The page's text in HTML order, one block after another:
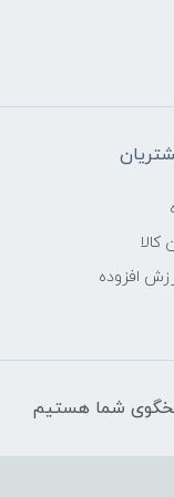
کالا
افزوده